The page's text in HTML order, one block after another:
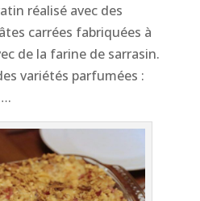
réalisé avec des
carrées fabriquées à
de la farine de sarrasin.
variétés parfumées :